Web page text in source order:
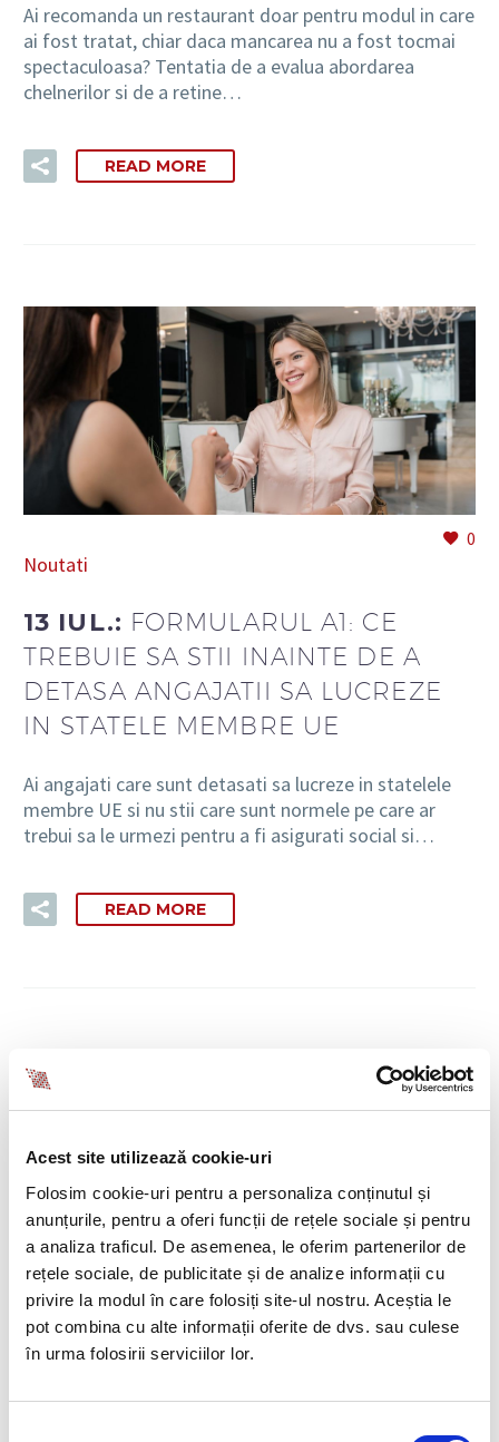
Acest site utilizează cookie-uri
Folosim cookie-uri pentru a personaliza conținutul și
anunțurile, pentru a oferi funcții de rețele sociale și pentru
a analiza traficul. De asemenea, le oferim partenerilor de
rețele sociale, de publicitate și de analize informații cu
privire la modul în care folosiți site-ul nostru. Aceștia le
pot combina cu alte informații oferite de dvs. sau culese
în urma folosirii serviciilor lor.
Ai recomanda un restaurant doar pentru modul in care
ai fost tratat, chiar daca mancarea nu a fost tocmai
spectaculoasa? Tentatia de a evalua abordarea
chelnerilor si de a retine…
READ MORE
0
Noutati
13 IUL.: FORMULARUL A1: CE
TREBUIE SA STII INAINTE DE A
DETASA ANGAJATII SA LUCREZE
IN STATELE MEMBRE UE
Ai angajati care sunt detasati sa lucreze in statelele
membre UE si nu stii care sunt normele pe care ar
trebui sa le urmezi pentru a fi asigurati social si…
READ MORE
NoutatiPromotii HRRecrutare
08 IUL.:BIA TALENTSCALE –
ALEGE PACHETUL DE RECRUTARE